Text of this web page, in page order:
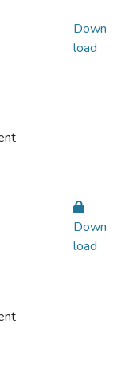
Down
load
Down
load